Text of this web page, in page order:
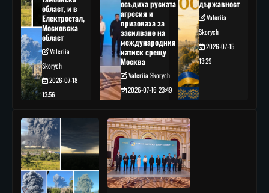
област, и в
Електростал,
Московска
област
Valeriia
Skorych
2026-07-18
13:56
осъдиха руската
агресия и
призоваха за
засилване на
международния
натиск срещу
Москва
Valeriia Skorych
2026-07-16 23:49
държавност
Valeriia
Skorych
2026-07-15
13:29